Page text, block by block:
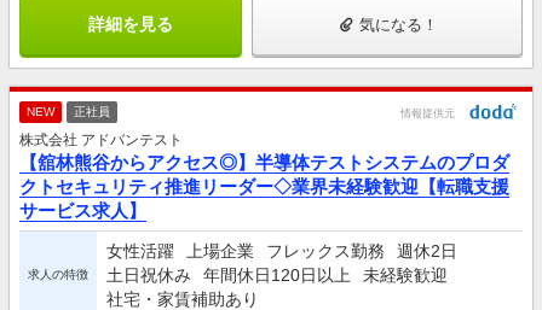
詳細を見る 気になる！
NEW 正社員 情報提供元
株式会社 アドバンテスト
【舘林熊谷からアクセス◎】半導体テストシステムのプロダ
クトセキュリティ推進リーダー◇業界未経験歓迎【転職支援
サービス求人】
求人の特徴
女性活躍 上場企業 フレックス勤務
週休2日
土日祝休み
年間休日120日以上
未経験歓迎
社宅・家賃補助あり